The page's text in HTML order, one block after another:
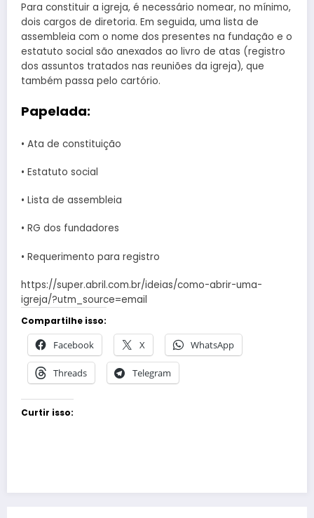
Para constituir a igreja, é necessário nomear, no mínimo,
dois cargos de diretoria. Em seguida, uma lista de
assembleia com o nome dos presentes na fundação e o
estatuto social são anexados ao livro de atas (registro
dos assuntos tratados nas reuniões da igreja), que
também passa pelo cartório.
Papelada:
• Ata de constituição
• Estatuto social
• Lista de assembleia
• RG dos fundadores
• Requerimento para registro
https://super.abril.com.br/ideias/como-abrir-uma-
igreja/?utm_source=email
Compartilhe isso:
Facebook X WhatsApp
Threads Telegram
Curtir isso: